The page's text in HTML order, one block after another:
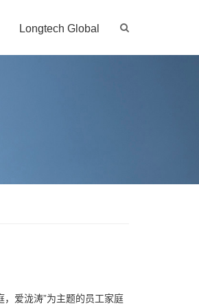
Longtech Global
爱泷涛”为主题的员工家庭